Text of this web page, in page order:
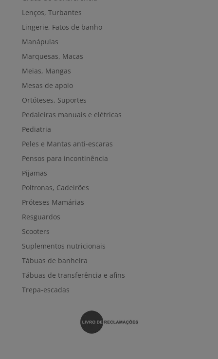
Lenços, Turbantes
Lingerie, Fatos de banho
Manápulas
Marquesas, Macas
Meias, Mangas
Mesas de apoio
Ortóteses, Suportes
Pedaleiras manuais e elétricas
Pediatria
Peles e Mantas anti-escaras
Pensos para incontinência
Pijamas
Poltronas, Cadeirões
Próteses Mamárias
Resguardos
Scooters
Suplementos nutricionais
Tábuas de banheira
Tábuas de transferência e afins
Trepa-escadas